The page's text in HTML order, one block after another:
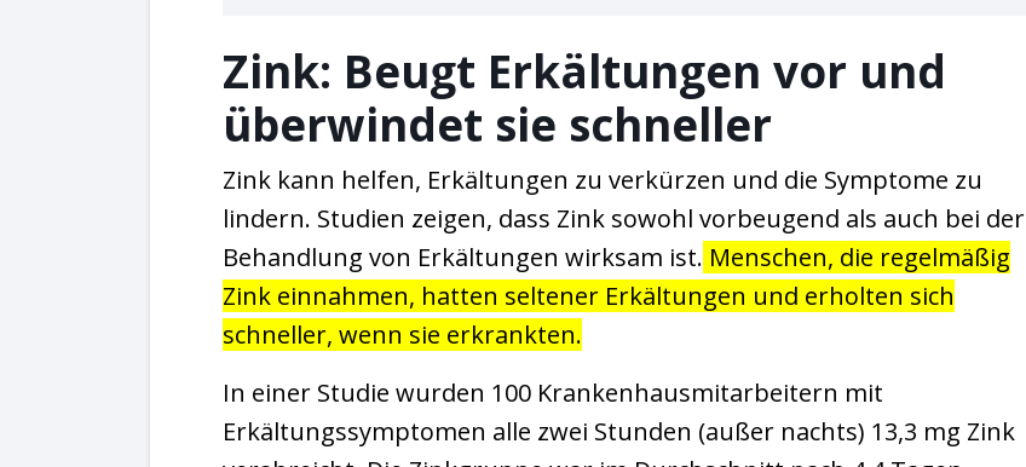
Zink: Beugt Erkältungen vor und
überwindet sie schneller
Zink kann helfen, Erkältungen zu verkürzen und die Symptome zu
lindern. Studien zeigen, dass Zink sowohl vorbeugend als auch bei der
Behandlung von Erkältungen wirksam ist. Menschen, die regelmäßig
Zink einnahmen, hatten seltener Erkältungen und erholten sich
schneller, wenn sie erkrankten.
In einer Studie wurden 100 Krankenhausmitarbeitern mit
Erkältungssymptomen alle zwei Stunden (außer nachts) 13,3 mg Zink